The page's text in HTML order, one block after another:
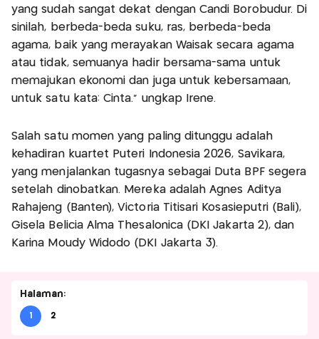
yang sudah sangat dekat dengan Candi Borobudur. Di
sinilah, berbeda-beda suku, ras, berbeda-beda
agama, baik yang merayakan Waisak secara agama
atau tidak, semuanya hadir bersama-sama untuk
memajukan ekonomi dan juga untuk kebersamaan,
untuk satu kata: Cinta." ungkap Irene.
Salah satu momen yang paling ditunggu adalah
kehadiran kuartet Puteri Indonesia 2026, Savikara,
yang menjalankan tugasnya sebagai Duta BPF segera
setelah dinobatkan. Mereka adalah Agnes Aditya
Rahajeng (Banten), Victoria Titisari Kosasieputri (Bali),
Gisela Belicia Alma Thesalonica (DKI Jakarta 2), dan
Karina Moudy Widodo (DKI Jakarta 3).
Halaman:
1 2